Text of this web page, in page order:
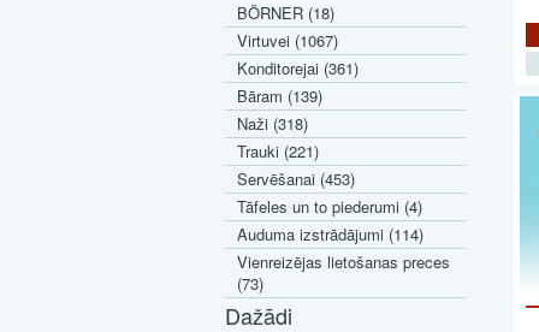
BÖRNER (18)
Virtuvei (1067)
Konditorejai (361)
Bāram (139)
Naži (318)
Trauki (221)
Servēšanai (453)
Tāfeles un to piederumi (4)
Auduma izstrādājumi (114)
Vienreizējas lietošanas preces
(73)
Dažādi